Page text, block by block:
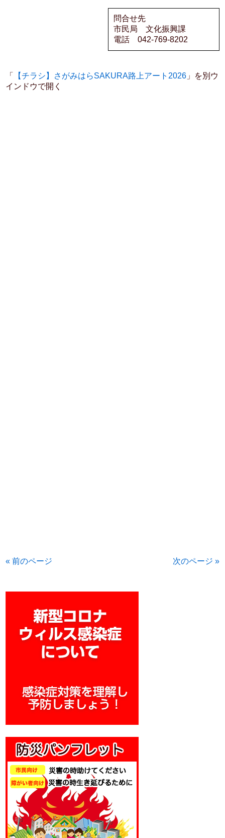
問合せ先
市民局 文化振興課
電話 042-769-8202
「 【チラシ】さがみはらSAKURA路上アート2026 」を別ウ
インドウで開く
« 前のページ 次のページ »